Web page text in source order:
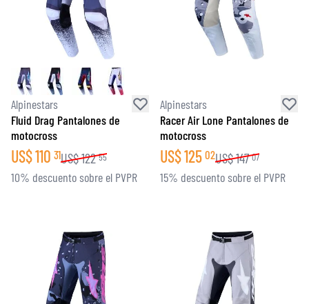
Alpinestars
Fluid Drag Pantalones de
motocross
US$110 31US$122 55
10% descuento sobre el PVPR
Alpinestars
Racer Air Lone Pantalones de
motocross
US$125 02US$147 07
15% descuento sobre el PVPR